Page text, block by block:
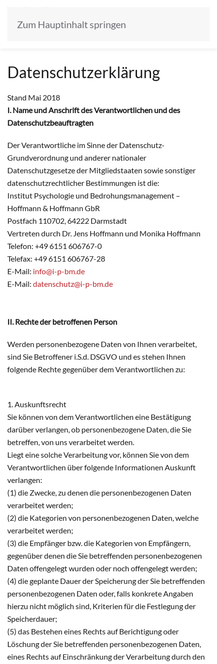
Zum Hauptinhalt springen
Datenschutzerklärung
Stand Mai 2018
I. Name und Anschrift des Verantwortlichen und des
Datenschutzbeauftragten
Der Verantwortliche im Sinne der Datenschutz-
Grundverordnung und anderer nationaler
Datenschutzgesetze der Mitgliedstaaten sowie sonstiger
datenschutzrechtlicher Bestimmungen ist die:
Institut Psychologie und Bedrohungsmanagement –
Hoffmann & Hoffmann GbR
Postfach 110702, 64222 Darmstadt
Vertreten durch Dr. Jens Hoffmann und Monika Hoffmann
Telefon: +49 6151 606767-0
Telefax: +49 6151 606767-28
E-Mail: info@i-p-bm.de
E-Mail: datenschutz@i-p-bm.de
II. Rechte der betroffenen Person
Werden personenbezogene Daten von Ihnen verarbeitet,
sind Sie Betroffener i.S.d. DSGVO und es stehen Ihnen
folgende Rechte gegenüber dem Verantwortlichen zu:
1. Auskunftsrecht
Sie können von dem Verantwortlichen eine Bestätigung
darüber verlangen, ob personenbezogene Daten, die Sie
betreffen, von uns verarbeitet werden.
Liegt eine solche Verarbeitung vor, können Sie von dem
Verantwortlichen über folgende Informationen Auskunft
verlangen:
(1) die Zwecke, zu denen die personenbezogenen Daten
verarbeitet werden;
(2) die Kategorien von personenbezogenen Daten, welche
verarbeitet werden;
(3) die Empfänger bzw. die Kategorien von Empfängern,
gegenüber denen die Sie betreffenden personenbezogenen
Daten offengelegt wurden oder noch offengelegt werden;
(4) die geplante Dauer der Speicherung der Sie betreffenden
personenbezogenen Daten oder, falls konkrete Angaben
hierzu nicht möglich sind, Kriterien für die Festlegung der
Speicherdauer;
(5) das Bestehen eines Rechts auf Berichtigung oder
Löschung der Sie betreffenden personenbezogenen Daten,
eines Rechts auf Einschränkung der Verarbeitung durch den